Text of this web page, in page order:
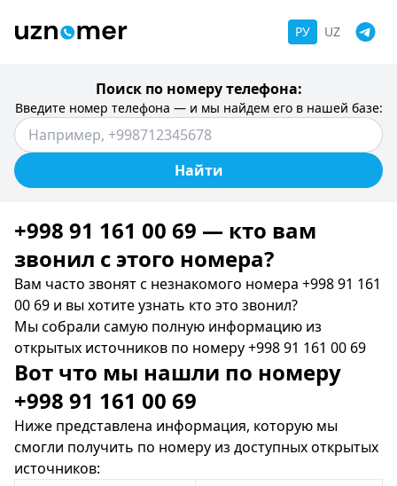
РУ UZ
Поиск по номеру телефона:
Введите номер телефона — и мы найдем его в нашей базе:
Найти
+998 91 161 00 69 — кто вам
звонил c этого номера?
Вам часто звонят с незнакомого номера +998 91 161
00 69 и вы хотите узнать кто это звонил?
Мы собрали самую полную информацию из
открытых источников по номеру +998 91 161 00 69
Вот что мы нашли по номеру
+998 91 161 00 69
Ниже представлена информация, которую мы
смогли получить по номеру из доступных открытых
источников: